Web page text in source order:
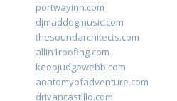
portwayinn.com
djmaddogmusic.com
thesoundarchitects.com
allin1roofing.com
keepjudgewebb.com
anatomyofadventure.com
drivancastillo.com